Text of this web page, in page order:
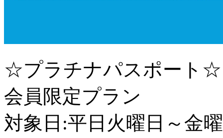
☆プラチナパスポート☆
会員限定プラン
対象日:平日火曜日～金